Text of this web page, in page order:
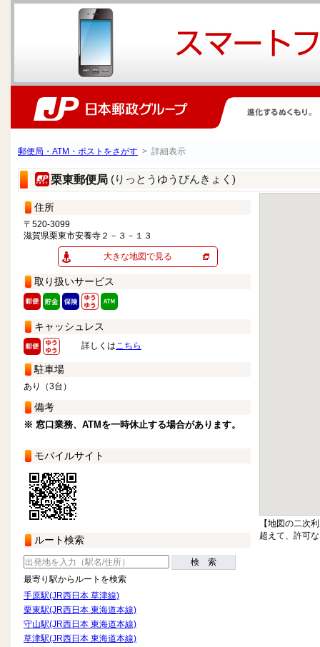
郵便局・ATM・ポストをさがす > 詳細表示
栗東郵便局 (りっとうゆうびんきょく)
住所
〒520-3099
滋賀県栗東市安養寺２－３－１３
大きな地図で見る
取り扱いサービス
キャッシュレス
詳しくはこちら
駐車場
あり（3台）
備考
※ 窓口業務、ATMを一時休止する場合があります。
モバイルサイト
ルート検索
検 索
最寄り駅からルートを検索
手原駅(JR西日本 草津線)
栗東駅(JR西日本 東海道本線)
守山駅(JR西日本 東海道本線)
草津駅(JR西日本 東海道本線)
【地図の二次
超えて、許可